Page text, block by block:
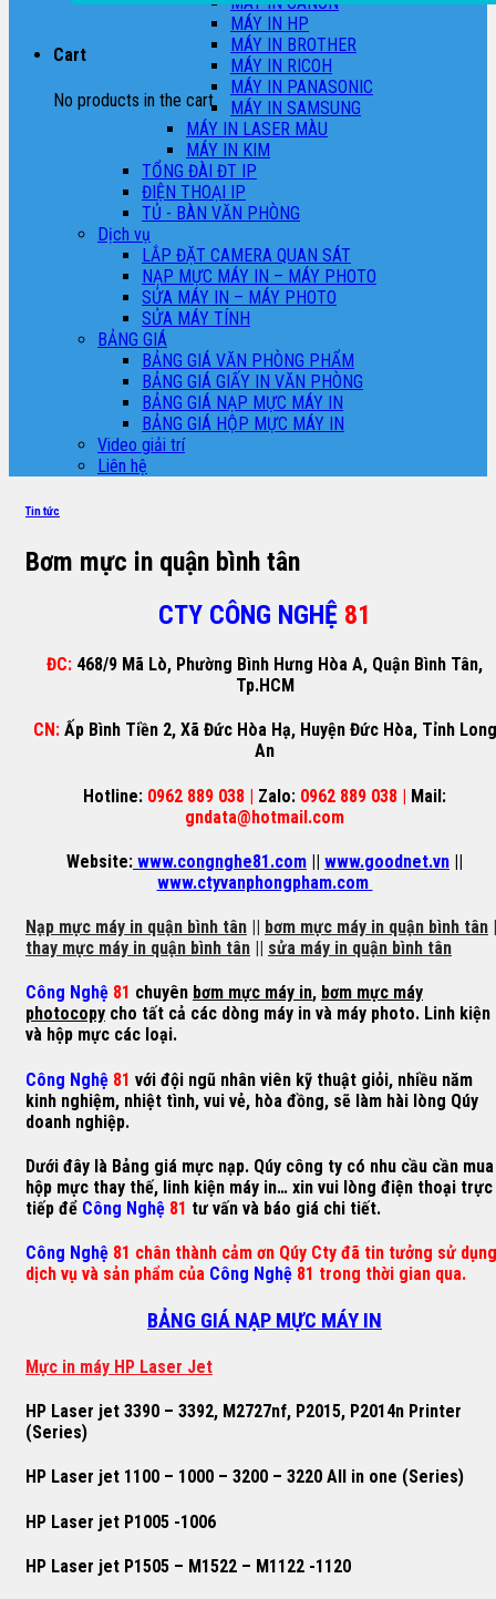
Cart
No products in the cart.
MÁY IN HP
MÁY IN BROTHER
MÁY IN RICOH
MÁY IN PANASONIC
MÁY IN SAMSUNG
MÁY IN LASER MÀU
MÁY IN KIM
TỔNG ĐÀI ĐT IP
ĐIỆN THOẠI IP
TỦ - BÀN VĂN PHÒNG
Dịch vụ
LẮP ĐẶT CAMERA QUAN SÁT
NẠP MỰC MÁY IN – MÁY PHOTO
SỬA MÁY IN – MÁY PHOTO
SỬA MÁY TÍNH
BẢNG GIÁ
BẢNG GIÁ VĂN PHÒNG PHẨM
BẢNG GIÁ GIẤY IN VĂN PHÒNG
BẢNG GIÁ NẠP MỰC MÁY IN
BẢNG GIÁ HỘP MỰC MÁY IN
Video giải trí
Liên hệ
Tin tức
Bơm mực in quận bình tân
CTY CÔNG NGHỆ 81
ĐC: 468/9 Mã Lò, Phường Bình Hưng Hòa A, Quận Bình Tân,
Tp.HCM
CN: Ấp Bình Tiền 2, Xã Đức Hòa Hạ, Huyện Đức Hòa, Tỉnh Long
An
Hotline: 0962 889 038 | Zalo: 0962 889 038 | Mail:
gndata@hotmail.com
Website: www.congnghe81.com || www.goodnet.vn ||
www.ctyvanphongpham.com
Nạp mực máy in quận bình tân bơm mực máy in quận bình tân
thay mực máy in quận bình tân
sửa máy in quận bình tân
Công Nghệ 81 chuyên bơm mực máy in, bơm mực máy
photocopy cho tất cả các dòng máy in và máy photo. Linh kiện
và hộp mực các loại.
Công Nghệ 81 với đội ngũ nhân viên kỹ thuật giỏi, nhiều năm
kinh nghiệm, nhiệt tình, vui vẻ, hòa đồng, sẽ làm hài lòng Qúy
doanh nghiệp.
Dưới đây là Bảng giá mực nạp. Qúy công ty có nhu cầu cần mua
hộp mực thay thế, linh kiện máy in… xin vui lòng điện thoại trực
tiếp để Công Nghệ 81 tư vấn và báo giá chi tiết.
Công Nghệ 81 chân thành cảm ơn Qúy Cty đã tin tưởng sử dụng
dịch vụ và sản phẩm của Công Nghệ 81 trong thời gian qua.
BẢNG GIÁ NẠP MỰC MÁY IN
Mực in máy HP Laser Jet
HP Laser jet 3390 – 3392, M2727nf, P2015, P2014n Printer
(Series)
HP Laser jet 1100 – 1000 – 3200 – 3220 All in one (Series)
HP Laser jet P1005 -1006
HP Laser jet P1505 – M1522 – M1122 -1120